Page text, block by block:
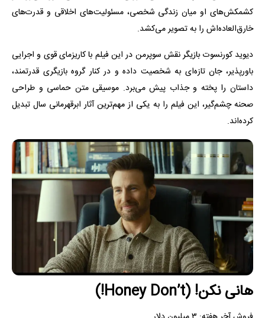
کشمکش‌های او میان زندگی شخصی، مسئولیت‌های اخلاقی و قدرت‌های
خارق‌العاده‌اش را به تصویر می‌کشد.
دیوید کورنسوت بازیگر نقش سوپرمن در این فیلم با کاریزمای قوی و اجرایی
باورپذیر، جان تازه‌ای به شخصیت داده و در کنار گروه بازیگری قدرتمند،
داستان را پخته و جذاب پیش می‌برد. موسیقی متن حماسی و طراحی
صحنه چشم‌گیر، این فیلم را به یکی از مهم‌ترین آثار ابرقهرمانی سال تبدیل
کرده‌اند.
هانی نکن! (Honey Don’t!)